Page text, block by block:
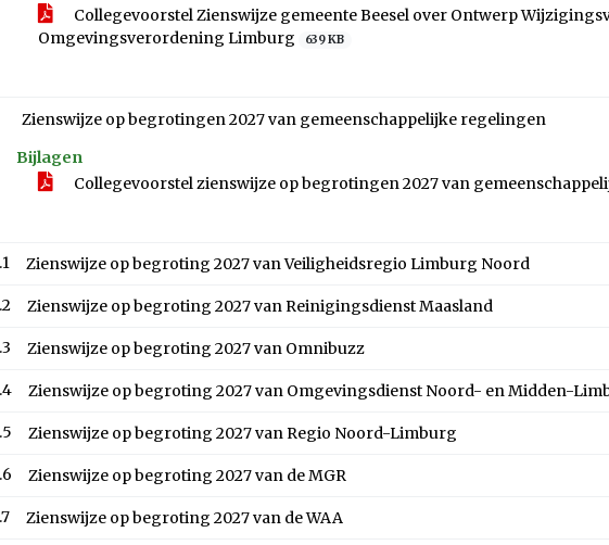
Collegevoorstel Zienswijze gemeente Beesel over Ontwerp
Omgevingsverordening Limburg
639 KB
Zienswijze op begrotingen 2027 van gemeenschappelijke regelingen
Bijlagen
Collegevoorstel zienswijze op begrotingen 2027 van
Zienswijze op begroting 2027 van Veiligheidsregio Limburg Noord
Zienswijze op begroting 2027 van Reinigingsdienst Maasland
Zienswijze op begroting 2027 van Omnibuzz
Zienswijze op begroting 2027 van Omgevingsdienst Noord- en Midden-
Zienswijze op begroting 2027 van Regio Noord-Limburg
Zienswijze op begroting 2027 van de MGR
Zienswijze op begroting 2027 van de WAA